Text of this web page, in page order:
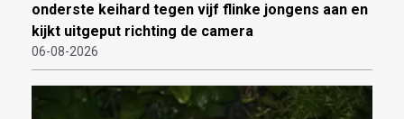
onderste keihard tegen vijf flinke jongens aan en
kijkt uitgeput richting de camera
06-08-2026